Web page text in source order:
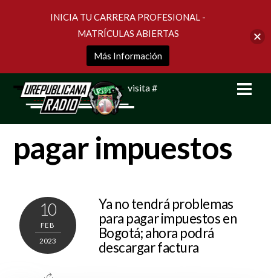
visita #
pagar impuestos
10
FEB
2023
Ya no tendrá problemas
para pagar impuestos en
Bogotá; ahora podrá
descargar factura
INICIA TU CARRERA PROFESIONAL -
MATRÍCULAS ABIERTAS
Más Información